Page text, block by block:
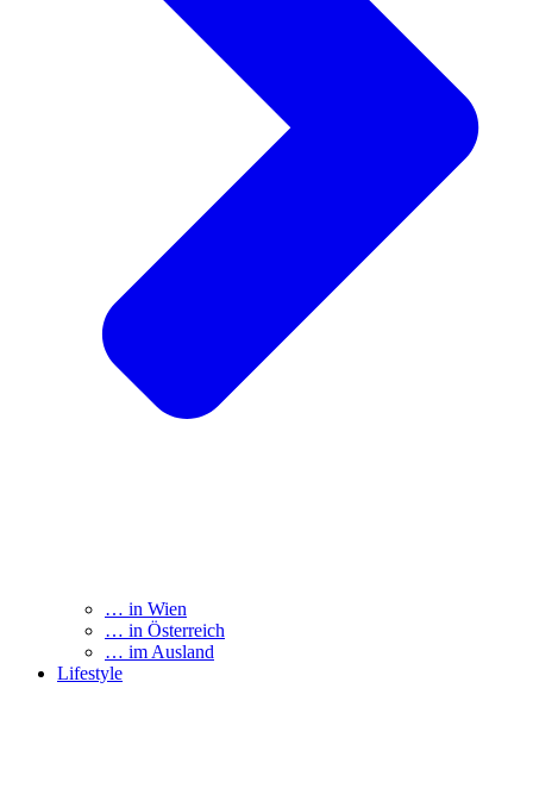
… in Wien
… in Österreich
… im Ausland
Lifestyle